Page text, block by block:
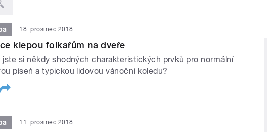
18. prosinec 2018
klepou folkařům na dveře
jste si někdy shodných charakteristických prvků pro normální
píseň a typickou lidovou vánoční koledu?
11. prosinec 2018